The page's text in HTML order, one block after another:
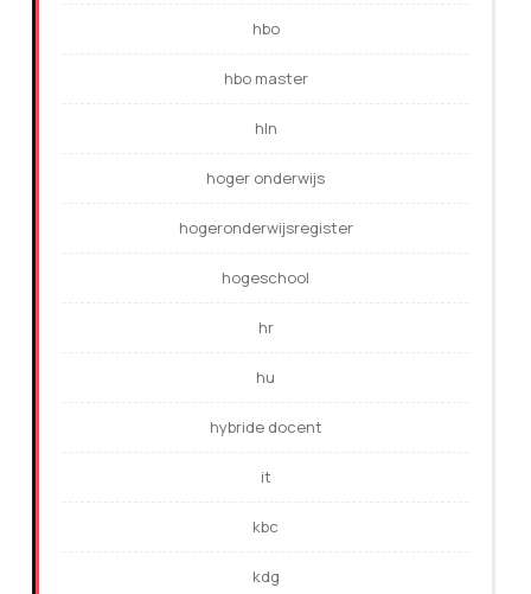
hbo
hbo master
hln
hoger onderwijs
hogeronderwijsregister
hogeschool
hr
hu
hybride docent
it
kbc
kdg